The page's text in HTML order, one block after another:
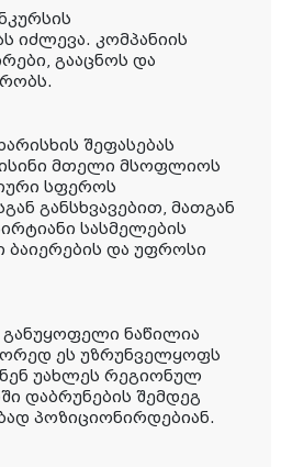
იძლევა. კომპანიის
გააცნოს და
შეფასებას
ისინი მთელი მსოფლიოს
სფეროს
განსხვავებით, მათგან
სასმელების
ბაიერების და უფროსი
განუყოფელი ნაწილია
ეს უზრუნველყოფს
უახლეს რეგიონულ
დაბრუნების შემდეგ
პოზიციონირდებიან.